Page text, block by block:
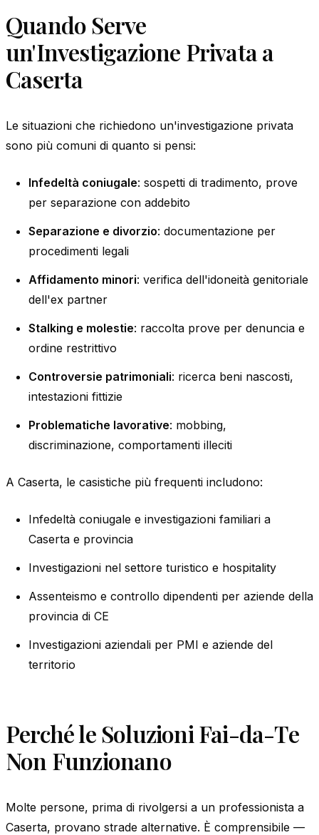
Quando Serve
un'Investigazione Privata a
Caserta
Le situazioni che richiedono un'investigazione privata
sono più comuni di quanto si pensi:
Infedeltà coniugale: sospetti di tradimento, prove
per separazione con addebito
Separazione e divorzio: documentazione per
procedimenti legali
Affidamento minori: verifica dell'idoneità genitoriale
dell'ex partner
Stalking e molestie: raccolta prove per denuncia e
ordine restrittivo
Controversie patrimoniali: ricerca beni nascosti,
intestazioni fittizie
Problematiche lavorative: mobbing,
discriminazione, comportamenti illeciti
A Caserta, le casistiche più frequenti includono:
Infedeltà coniugale e investigazioni familiari a
Caserta e provincia
Investigazioni nel settore turistico e hospitality
Assenteismo e controllo dipendenti per aziende della
provincia di CE
Investigazioni aziendali per PMI e aziende del
territorio
Perché le Soluzioni Fai-da-Te
Non Funzionano
Molte persone, prima di rivolgersi a un professionista a
Caserta, provano strade alternative. È comprensibile —